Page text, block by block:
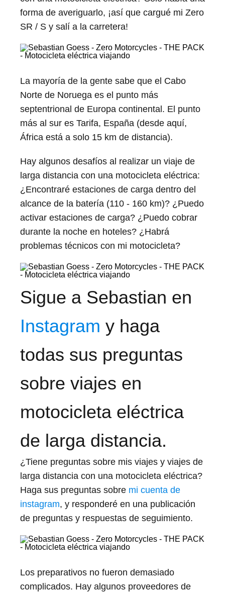
forma de averiguarlo, ¡así que cargué mi Zero
SR / S y salí a la carretera!
La mayoría de la gente sabe que el Cabo
Norte de Noruega es el punto más
septentrional de Europa continental. El punto
más al sur es Tarifa, España (desde aquí,
África está a solo 15 km de distancia).
Hay algunos desafíos al realizar un viaje de
larga distancia con una motocicleta eléctrica:
¿Encontraré estaciones de carga dentro del
alcance de la batería (110 - 160 km)? ¿Puedo
activar estaciones de carga? ¿Puedo cobrar
durante la noche en hoteles? ¿Habrá
problemas técnicos con mi motocicleta?
Sigue a Sebastian en
Instagram y haga
todas sus preguntas
sobre viajes en
motocicleta eléctrica
de larga distancia.
¿Tiene preguntas sobre mis viajes y viajes de
larga distancia con una motocicleta eléctrica?
Haga sus preguntas sobre mi cuenta de
instagram, y responderé en una publicación
de preguntas y respuestas de seguimiento.
Los preparativos no fueron demasiado
complicados. Hay algunos proveedores de